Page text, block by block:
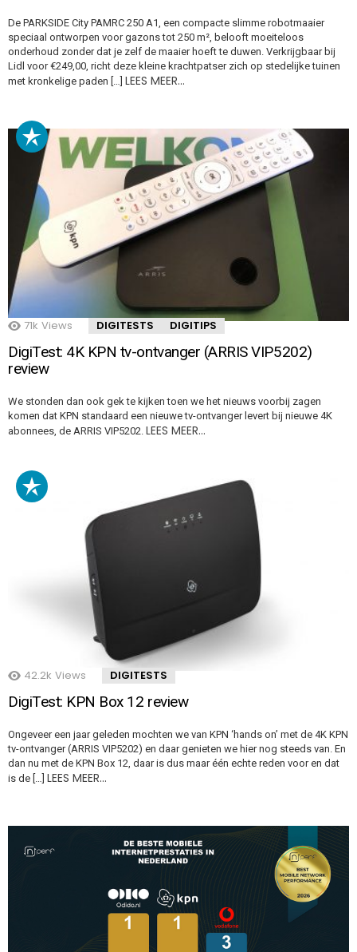
De PARKSIDE City PAMRC 250 A1, een compacte slimme robotmaaier
speciaal ontworpen voor gazons tot 250 m², belooft moeiteloos
onderhoud zonder dat je zelf de maaier hoeft te duwen. Verkrijgbaar bij
Lidl voor €249,00, richt deze kleine krachtpatser zich op stedelijke tuinen
met kronkelige paden […] LEES MEER…
71k Views DIGITESTS DIGITIPS
DigiTest: 4K KPN tv-ontvanger (ARRIS VIP5202)
review
We stonden dan ook gek te kijken toen we het nieuws voorbij zagen
komen dat KPN standaard een nieuwe tv-ontvanger levert bij nieuwe 4K
abonnees, de ARRIS VIP5202. LEES MEER…
42.2k Views DIGITESTS
DigiTest: KPN Box 12 review
Ongeveer een jaar geleden mochten we van KPN ‘hands on’ met de 4K KPN
tv-ontvanger (ARRIS VIP5202) en daar genieten we hier nog steeds van. En
dan nu met de KPN Box 12, daar is dus maar één echte reden voor en dat
is de […] LEES MEER…